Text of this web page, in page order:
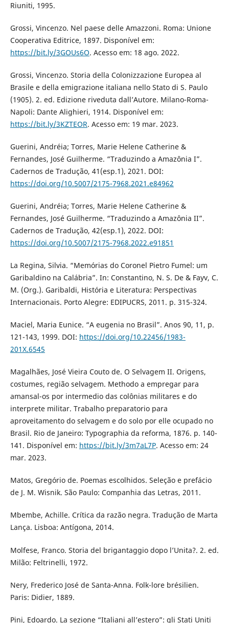
Riuniti, 1995.
Grossi, Vincenzo. Nel paese delle Amazzoni. Roma: Unione
Cooperativa Editrice, 1897. Disponível em:
https://bit.ly/3GOUs6O. Acesso em: 18 ago. 2022.
Grossi, Vincenzo. Storia della Colonizzazione Europea al
Brasile e della emigrazione italiana nello Stato di S. Paulo
(1905). 2. ed. Edizione riveduta dall’Autore. Milano-Roma-
Napoli: Dante Alighieri, 1914. Disponível em:
https://bit.ly/3KZTEOR. Acesso em: 19 mar. 2023.
Guerini, Andréia; Torres, Marie Helene Catherine &
Fernandes, José Guilherme. “Traduzindo a Amazônia I”.
Cadernos de Tradução, 41(esp.1), 2021. DOI:
https://doi.org/10.5007/2175-7968.2021.e84962
Guerini, Andréia; Torres, Marie Helene Catherine &
Fernandes, José Guilherme. “Traduzindo a Amazônia II”.
Cadernos de Tradução, 42(esp.1), 2022. DOI:
https://doi.org/10.5007/2175-7968.2022.e91851
La Regina, Silvia. “Memórias do Coronel Pietro Fumel: um
Garibaldino na Calábria”. In: Constantino, N. S. De & Fayv, C.
M. (Org.). Garibaldi, História e Literatura: Perspectivas
Internacionais. Porto Alegre: EDIPUCRS, 2011. p. 315-324.
Maciel, Maria Eunice. “A eugenia no Brasil”. Anos 90, 11, p.
121-143, 1999. DOI: https://doi.org/10.22456/1983-
201X.6545
Magalhães, José Vieira Couto de. O Selvagem II. Origens,
costumes, região selvagem. Methodo a empregar para
amansal-os por intermedio das colônias militares e do
interprete militar. Trabalho preparatorio para
aproveitamento do selvagem e do solo por elle ocupado no
Brasil. Rio de Janeiro: Typographia da reforma, 1876. p. 140-
141. Disponível em: https://bit.ly/3m7aL7P. Acesso em: 24
mar. 2023.
Matos, Gregório de. Poemas escolhidos. Seleção e prefácio
de J. M. Wisnik. São Paulo: Companhia das Letras, 2011.
Mbembe, Achille. Crítica da razão negra. Tradução de Marta
Lança. Lisboa: Antígona, 2014.
Molfese, Franco. Storia del brigantaggio dopo l’Unita?. 2. ed.
Milão: Feltrinelli, 1972.
Nery, Frederico José de Santa-Anna. Folk-lore brésilien.
Paris: Didier, 1889.
Pini, Edoardo. La sezione “Italiani all’estero”: gli Stati Uniti